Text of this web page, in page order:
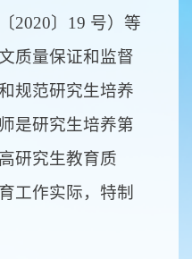
2020〕 19 号）等
质量保证和监督
规范研究生培养
是研究生培养第
研究生教育质
工作实际，特制